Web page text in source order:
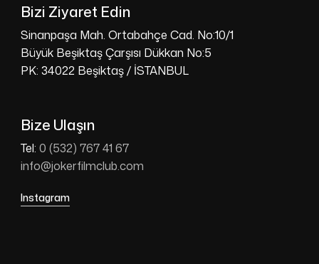
Bizi Ziyaret Edin
Sinanpaşa Mah. Ortabahçe Cad. No:10/1
Büyük Beşiktaş Çarşısı Dükkan No:5
PK: 34022 Beşiktaş / İSTANBUL
Bize Ulaşın
Tel: 0 (532) 767 41 67
info@jokerfilmclub.com
Instagram